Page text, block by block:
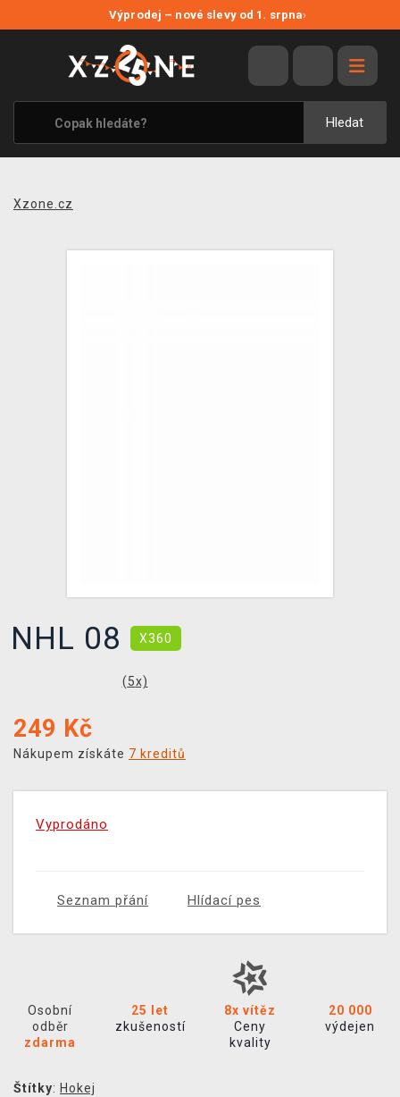
Výprodej – nové slevy od 1. srpna›
Hledat
VÝPRODEJ
VIDEOHRY
XZONE ORIGINALS
TÉMATIKY
Xzone.cz
NHL 08 X360
(5x)
249 Kč
Nákupem získáte 7 kreditů
Vyprodáno
Seznam přání Hlídací pes
Osobní
odběr
zdarma
25 let
zkušeností
8x vítěz
Ceny
kvality
20 000
výdejen
Štítky: Hokej